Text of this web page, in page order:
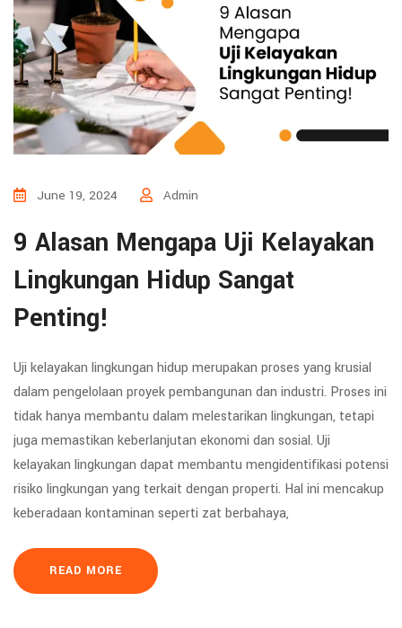
June 19, 2024 Admin
9 Alasan Mengapa Uji Kelayakan
Lingkungan Hidup Sangat
Penting!
Uji kelayakan lingkungan hidup merupakan proses yang krusial
dalam pengelolaan proyek pembangunan dan industri. Proses ini
tidak hanya membantu dalam melestarikan lingkungan, tetapi
juga memastikan keberlanjutan ekonomi dan sosial. Uji
kelayakan lingkungan dapat membantu mengidentifikasi potensi
risiko lingkungan yang terkait dengan properti. Hal ini mencakup
keberadaan kontaminan seperti zat berbahaya,
READ MORE